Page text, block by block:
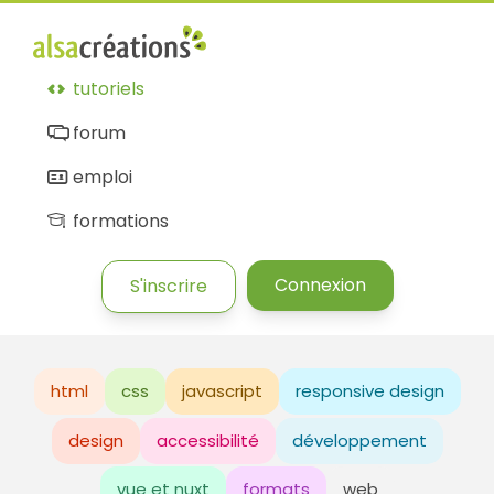
tutoriels
forum
emploi
formations
S'inscrire Connexion
html css javascript responsive design
design accessibilité développement
vue et nuxt formats web